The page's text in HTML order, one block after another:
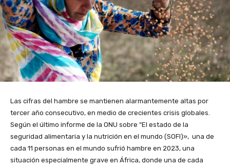
Las cifras del hambre se mantienen alarmantemente altas por
tercer año consecutivo, en medio de crecientes crisis globales.
Según el último informe de la ONU sobre “El estado de la
seguridad alimentaria y la nutrición en el mundo (SOFI)», una de
cada 11 personas en el mundo sufrió hambre en 2023, una
situación especialmente grave en África, donde una de cada